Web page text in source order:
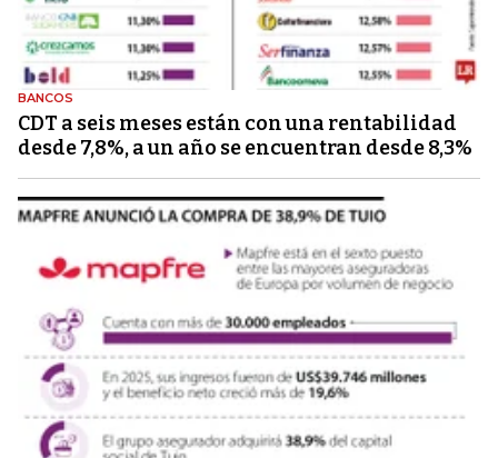
BANCOS
CDT a seis meses están con una rentabilidad
desde 7,8%, a un año se encuentran desde 8,3%